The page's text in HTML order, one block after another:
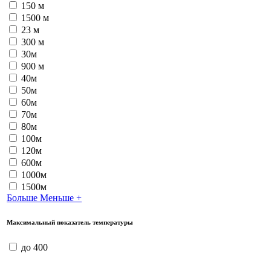
150 м
1500 м
23 м
300 м
30м
900 м
40м
50м
60м
70м
80м
100м
120м
600м
1000м
1500м
Больше Меньше +
Максимальный показатель температуры
до 400